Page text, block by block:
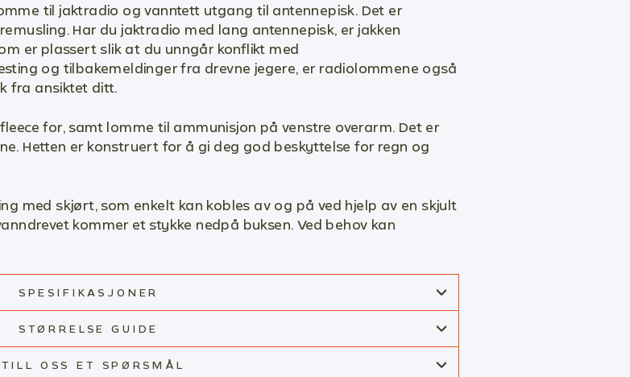
til jaktradio og vanntett utgang til antennepisk. Det er
Har du jaktradio med lang antennepisk, er jakken
er plassert slik at du unngår konflikt med
og tilbakemeldinger fra drevne jegere, er radiolommene også
fra ansiktet ditt.
for, samt lomme til ammunisjon på venstre overarm. Det er
Hetten er konstruert for å gi deg god beskyttelse for regn og
med skjørt, som enkelt kan kobles av og på ved hjelp av en skjult
kommer et stykke nedpå buksen. Ved behov kan
SPESIFIKASJONER
STØRRELSE GUIDE
OSS ET SPØRSMÅL